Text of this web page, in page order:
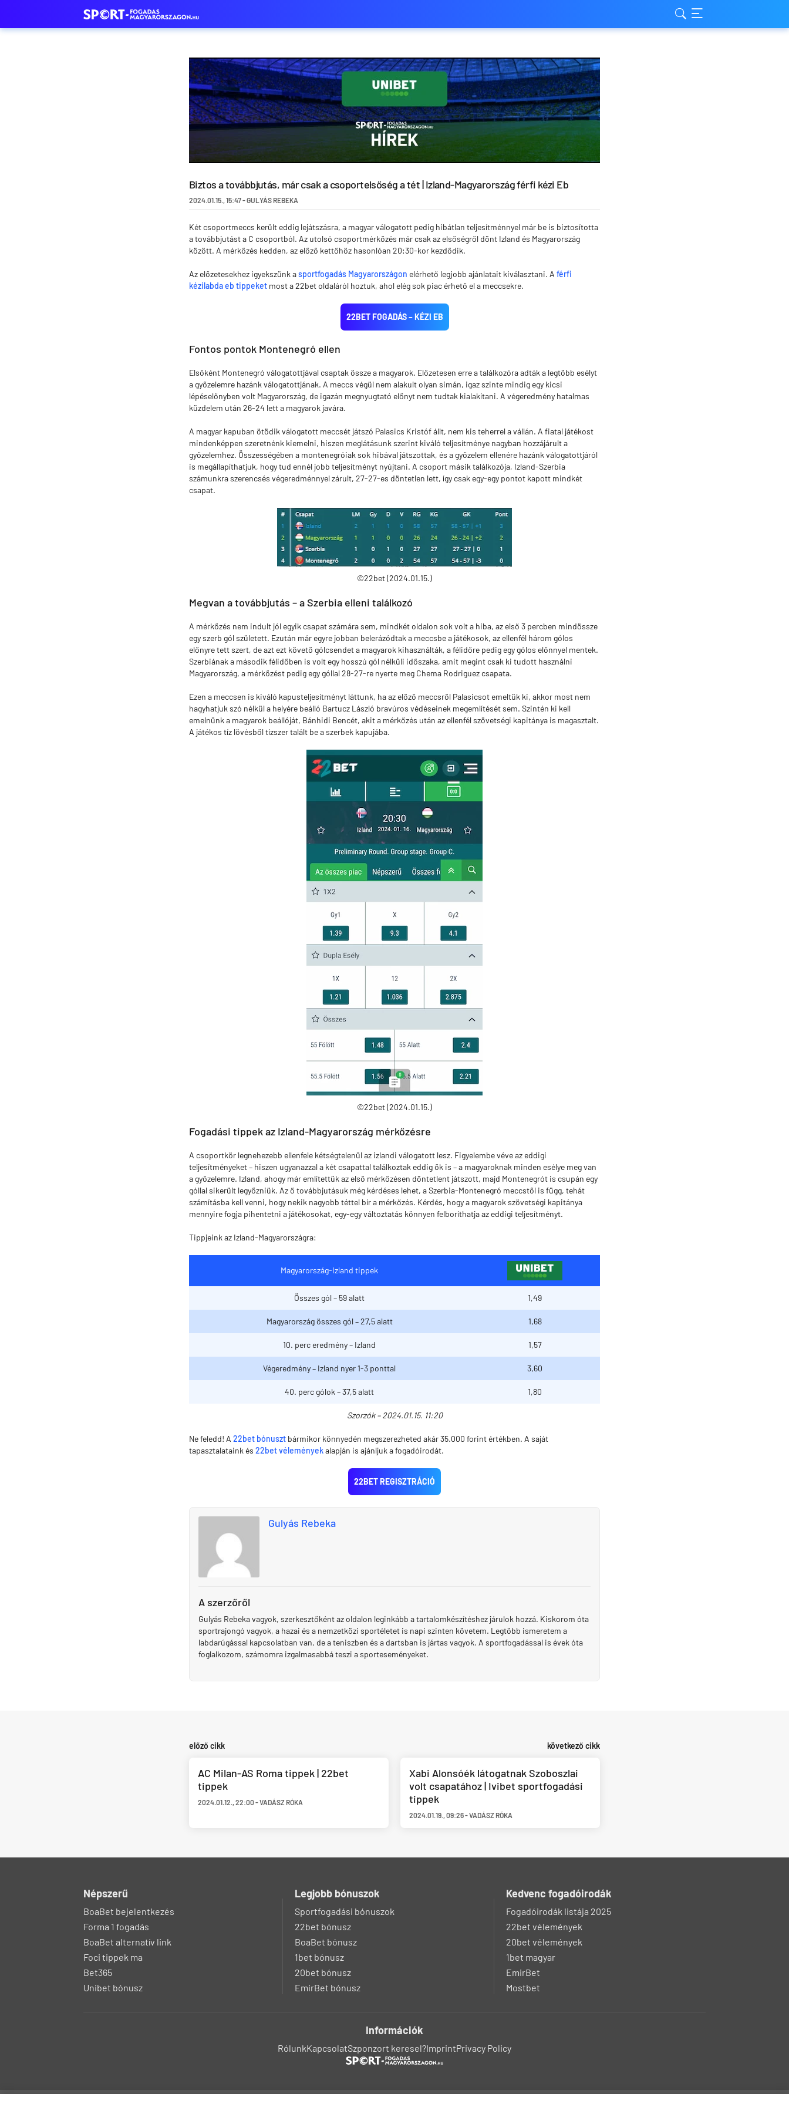
Biztos a továbbjutás, már csak a csoportelsőség a tét | Izland-Magyarország férfi kézi Eb
2024.01.15.,15:47-GULYÁS REBEKA
Két csoportmeccs került eddig lejátszásra, a magyar válogatott pedig hibátlan teljesítménnyel már be is biztosította
a továbbjutást a C csoportból. Az utolsó csoportmérkőzés már csak az elsőségről dönt Izland és Magyarország
között. A mérkőzés kedden, az előző kettőhöz hasonlóan 20:30-kor kezdődik.
Az előzetesekhez igyekszünk asportfogadás Magyarországon elérhető legjobb ajánlatait kiválasztani. A férfi
kézilabda eb tippeket most a 22bet oldaláról hoztuk, ahol elég sok piac érhető el a meccsekre.
22BET FOGADÁS – KÉZI EB
Fontos pontok Montenegró ellen
Elsőként Montenegró válogatottjával csaptak össze a magyarok. Előzetesen erre a találkozóra adták a legtöbb esélyt
a győzelemre hazánk válogatottjának. A meccs végül nem alakult olyan simán, igaz szinte mindig egy kicsi
lépéselőnyben volt Magyarország, de igazán megnyugtató előnyt nem tudtak kialakítani. A végeredmény hatalmas
küzdelem után 26-24 lett a magyarok javára.
A magyar kapuban ötödik válogatott meccsét játszó Palasics Kristóf állt, nem kis teherrel a vállán. A fiatal játékost
mindenképpen szeretnénk kiemelni, hiszen meglátásunk szerint kiváló teljesítménye nagyban hozzájárult a
győzelemhez. Összességében a montenegróiak sok hibával játszottak, és a győzelem ellenére hazánk válogatottjáról
is megállapíthatjuk, hogy tud ennél jobb teljesítményt nyújtani. A csoport másik találkozója, Izland-Szerbia
számunkra szerencsés végeredménnyel zárult, 27-27-es döntetlen lett, így csak egy-egy pontot kapott mindkét
csapat.
©22bet (2024.01.15.)
Megvan a továbbjutás – a Szerbia elleni találkozó
A mérkőzés nem indult jól egyik csapat számára sem, mindkét oldalon sok volt a hiba, az első 3 percben mindössze
egy szerb gól született. Ezután már egyre jobban belerázódtak a meccsbe a játékosok, az ellenfél három gólos
előnyre tett szert, de azt ezt követő gólcsendet a magyarok kihasználták, a félidőre pedig egy gólos előnnyel mentek.
Szerbiának a második félidőben is volt egy hosszú gól nélküli időszaka, amit megint csak ki tudott használni
Magyarország, a mérkőzést pedig egy góllal 28-27-re nyerte meg Chema Rodriguez csapata.
Ezen a meccsen is kiváló kapusteljesítményt láttunk, ha az előző meccsről Palasicsot emeltük ki, akkor most nem
hagyhatjuk szó nélkül a helyére beálló Bartucz László bravúros védéseinek megemlítését sem. Szintén ki kell
emelnünk a magyarok beállóját, Bánhidi Bencét, akit a mérkőzés után az ellenfél szövetségi kapitánya is magasztalt.
A játékos tíz lövésből tízszer talált be a szerbek kapujába.
©22bet (2024.01.15.)
Fogadási tippek az Izland-Magyarország mérkőzésre
A csoportkör legnehezebb ellenfele kétségtelenül az izlandi válogatott lesz. Figyelembe véve az eddigi
teljesítményeket – hiszen ugyanazzal a két csapattal találkoztak eddig ők is – a magyaroknak minden esélye meg van
a győzelemre. Izland, ahogy már említettük az első mérkőzésen döntetlent játszott, majd Montenegrót is csupán egy
góllal sikerült legyőzniük. Az ő továbbjutásuk még kérdéses lehet, a Szerbia-Montenegró meccstől is függ, tehát
számításba kell venni, hogy nekik nagyobb téttel bír a mérkőzés. Kérdés, hogy a magyarok szövetségi kapitánya
mennyire fogja pihentetni a játékosokat, egy-egy változtatás könnyen felboríthatja az eddigi teljesítményt.
Tippjeink az Izland-Magyarországra:
Magyarország-Izland tippek
Összes gól – 59 alatt 1,49
Magyarország összes gól – 27,5 alatt 1,68
10. perc eredmény – Izland 1,57
Végeredmény – Izland nyer 1-3 ponttal 3,60
40. perc gólok – 37,5 alatt 1,80
Szorzók – 2024.01.15. 11:20
Ne feledd! A 22bet bónuszt bármikor könnyedén megszerezheted akár 35.000 forint értékben. A saját
tapasztalataink és 22bet véleményekalapján is ajánljuk a fogadóirodát.
22BET REGISZTRÁCIÓ
Gulyás Rebeka
A szerzőről
Gulyás Rebeka vagyok, szerkesztőként az oldalon leginkább a tartalomkészítéshez járulok hozzá. Kiskorom óta
sportrajongó vagyok, a hazai és a nemzetközi sportéletet is napi szinten követem. Legtöbb ismeretem a
labdarúgással kapcsolatban van, de a teniszben és a dartsban is jártas vagyok. A sportfogadással is évek óta
foglalkozom, számomra izgalmasabbá teszi a sporteseményeket.
előző cikk
AC Milan-AS Roma tippek | 22bet
tippek
2024.01.12.,22:00-VADÁSZ RÓKA
következő cikk
Xabi Alonsóék látogatnak Szoboszlai
volt csapatához | Ivibet sportfogadási
tippek
2024.01.19.,09:26-VADÁSZ RÓKA
Népszerű
BoaBet bejelentkezés
Forma 1 fogadás
BoaBet alternatív link
Foci tippek ma
Bet365
Unibet bónusz
Legjobb bónuszok
Sportfogadási bónuszok
22bet bónusz
BoaBet bónusz
1bet bónusz
20bet bónusz
EmirBet bónusz
Kedvenc fogadóirodák
Fogadóirodák listája 2025
22bet vélemények
20bet vélemények
1bet magyar
EmirBet
Mostbet
Információk
RólunkKapcsolatSzponzort keresel?ImprintPrivacy Policy